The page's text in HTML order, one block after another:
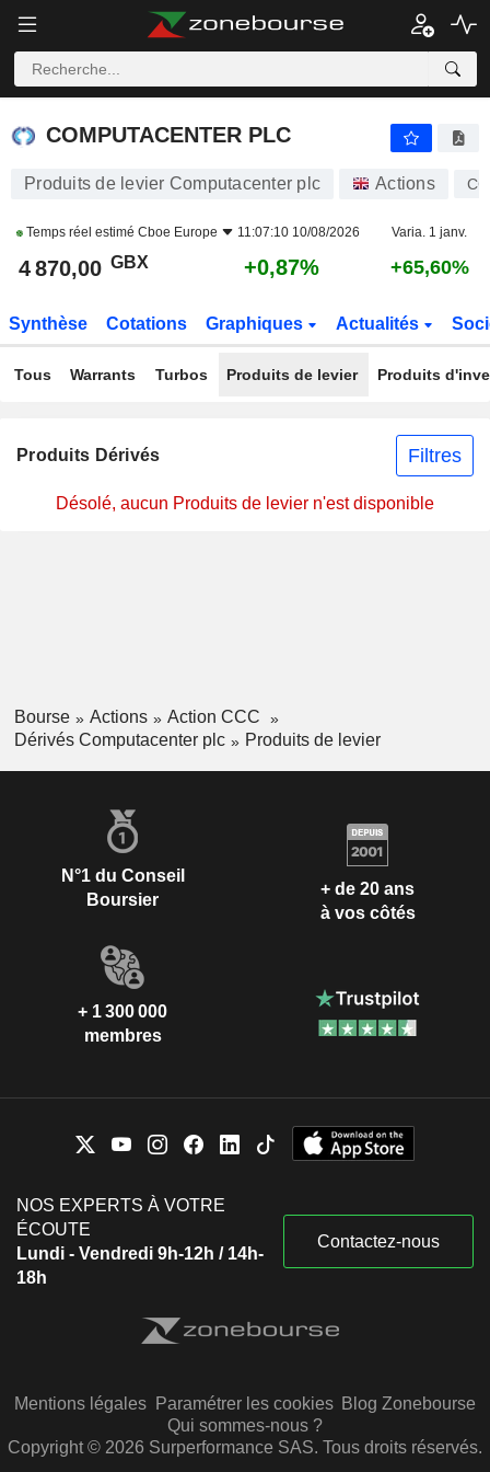
COMPUTACENTER PLC
COMPUTACENTER PLC
Produits de levier Computacenter plc Actions
Temps réel estimé Cboe Europe 11:07:10 10/08/2026 Varia. 1 janv.
4 870,00 GBX +0,87% +65,60%
Synthèse Cotations Graphiques Actualités
Tous Warrants Turbos Produits de levier Produits
Produits Dérivés Filtres
Désolé, aucun Produits de levier n'est disponible
Bourse Actions
Action CCC
Dérivés Computacenter plc
Produits de levier
N°1 du Conseil
Boursier
+ de 20 ans
à vos côtés
+ 1 300 000
membres
NOS EXPERTS À VOTRE
ÉCOUTE
Lundi - Vendredi 9h-12h / 14h-
18h
Contactez-nous
Mentions légales Paramétrer les cookies Blog Zonebourse
Qui sommes-nous ?
Copyright © 2026 Surperformance SAS. Tous droits réservés.